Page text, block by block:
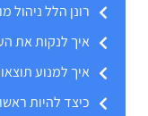
רונן הלל ניהול
איך לנקות את
איך למנוע
כיצד להיות